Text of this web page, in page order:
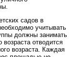
садов в
учитывать
должны занимать
отводится
возраста. Каждая